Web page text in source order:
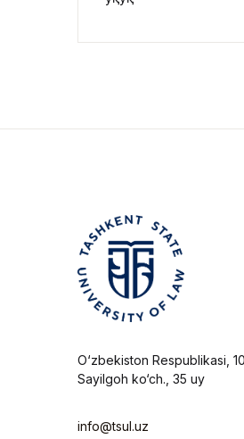
O‘zbekiston Respublikasi,
Sayilgoh ko‘ch., 35 uy
info@tsul.uz